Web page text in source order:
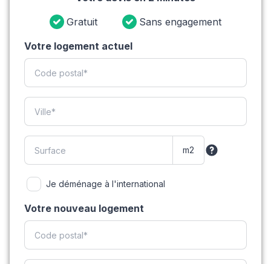
Gratuit
Sans engagement
Votre logement actuel
Je déménage à l'international
Votre nouveau logement